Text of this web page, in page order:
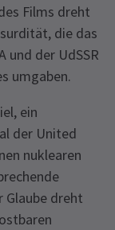
Films dreht
die das
und der UdSSR
umgaben.
ein
der United
nuklearen
Glaube dreht